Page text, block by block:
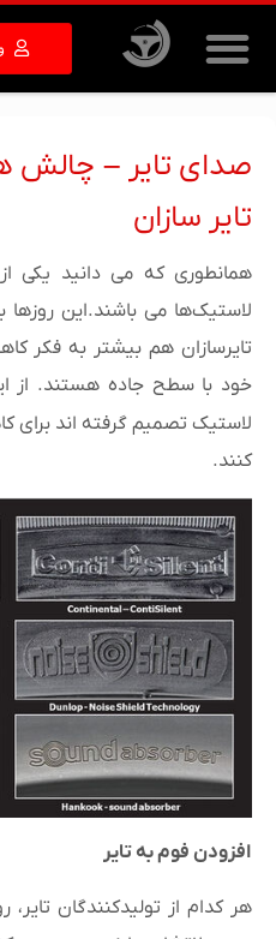
صدای تایر – چالش
تایر سازان
همانطوری که می دانید یکی
لاستیک‌ها می باشند.این روزها
تایرسازان هم بیشتر به
خود با سطح جاده هستند. از
لاستیک تصمیم گرفته اند
کنند.
افزودن فوم به تایر
هر کدام از تولیدکنندگان